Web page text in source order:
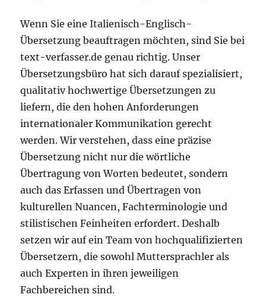
Wenn Sie eine Italienisch-Englisch-
Übersetzung beauftragen möchten, sind Sie bei
text-verfasser.de genau richtig. Unser
Übersetzungsbüro hat sich darauf spezialisiert,
qualitativ hochwertige Übersetzungen zu
liefern, die den hohen Anforderungen
internationaler Kommunikation gerecht
werden. Wir verstehen, dass eine präzise
Übersetzung nicht nur die wörtliche
Übertragung von Worten bedeutet, sondern
auch das Erfassen und Übertragen von
kulturellen Nuancen, Fachterminologie und
stilistischen Feinheiten erfordert. Deshalb
setzen wir auf ein Team von hochqualifizierten
Übersetzern, die sowohl Muttersprachler als
auch Experten in ihren jeweiligen
Fachbereichen sind.